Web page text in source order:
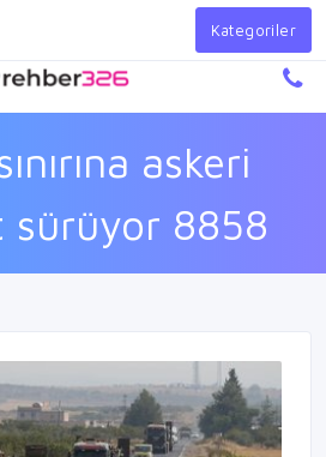
Giriş Yap
askeri
sürüyor 8858
Kategoriler